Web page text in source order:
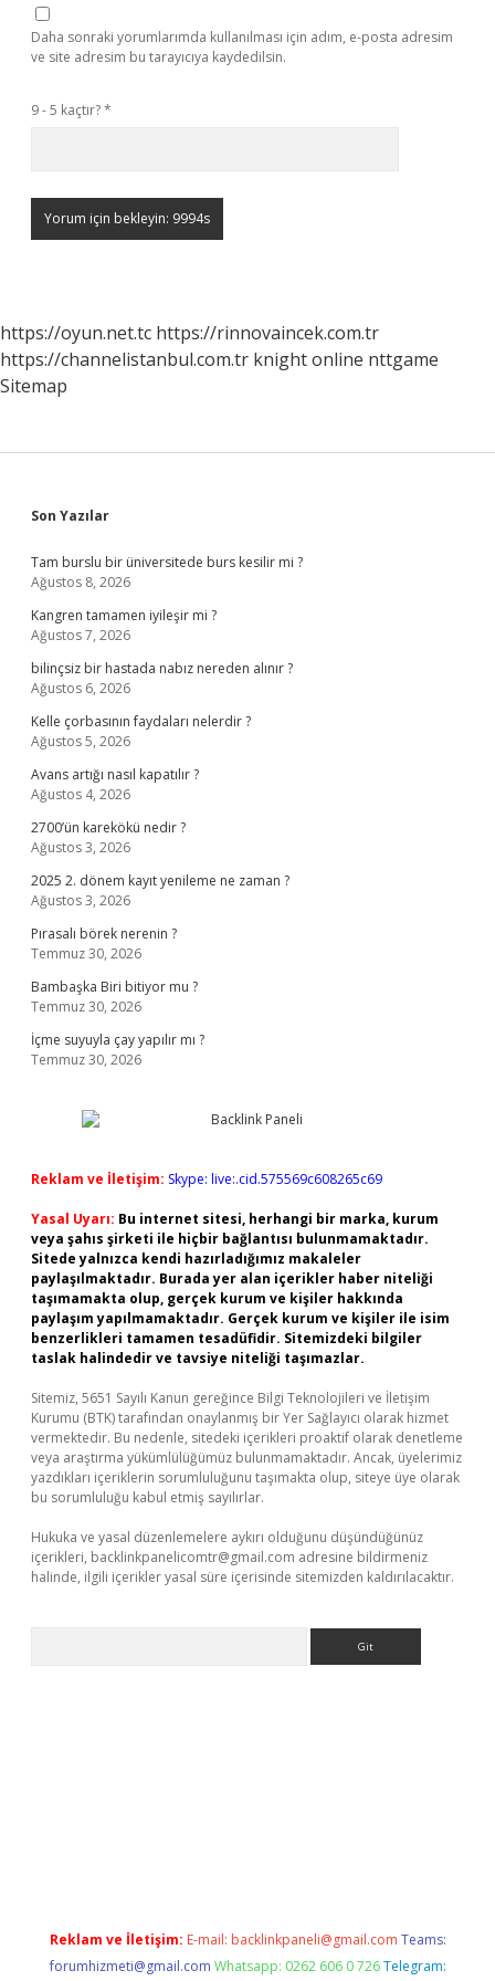
Daha sonraki yorumlarımda kullanılması için adım, e-posta adresim
ve site adresim bu tarayıcıya kaydedilsin.
9 - 5 kaçtır?*
https://oyun.net.tc https://rinnovaincek.com.tr
https://channelistanbul.com.tr knight online nttgame
Sitemap
Sidebar
Son Yazılar
Tam burslu bir üniversitede burs kesilir mi ?
Ağustos 8, 2026
Kangren tamamen iyileşir mi ?
Ağustos 7, 2026
bilinçsiz bir hastada nabız nereden alınır ?
Ağustos 6, 2026
Kelle çorbasının faydaları nelerdir ?
Ağustos 5, 2026
Avans artığı nasıl kapatılır ?
Ağustos 4, 2026
2700’ün karekökü nedir ?
Ağustos 3, 2026
2025 2. dönem kayıt yenileme ne zaman ?
Ağustos 3, 2026
Pırasalı börek nerenin ?
Temmuz 30, 2026
Bambaşka Biri bitiyor mu ?
Temmuz 30, 2026
İçme suyuyla çay yapılır mı ?
Temmuz 30, 2026
Reklam ve İletişim: Skype: live:.cid.575569c608265c69
Yasal Uyarı: Bu internet sitesi, herhangi bir marka, kurum
veya şahıs şirketi ile hiçbir bağlantısı bulunmamaktadır.
Sitede yalnızca kendi hazırladığımız makaleler
paylaşılmaktadır. Burada yer alan içerikler haber niteliği
taşımamakta olup, gerçek kurum ve kişiler hakkında
paylaşım yapılmamaktadır. Gerçek kurum ve kişiler ile isim
benzerlikleri tamamen tesadüfidir. Sitemizdeki bilgiler
taslak halindedir ve tavsiye niteliği taşımazlar.
Sitemiz, 5651 Sayılı Kanun gereğince Bilgi Teknolojileri ve İletişim
Kurumu (BTK) tarafından onaylanmış bir Yer Sağlayıcı olarak hizmet
vermektedir. Bu nedenle, sitedeki içerikleri proaktif olarak denetleme
veya araştırma yükümlülüğümüz bulunmamaktadır. Ancak, üyelerimiz
yazdıkları içeriklerin sorumluluğunu taşımakta olup, siteye üye olarak
bu sorumluluğu kabul etmiş sayılırlar.
Hukuka ve yasal düzenlemelere aykırı olduğunu düşündüğünüz
içerikleri, backlinkpanelicomtr@gmail.com adresine bildirmeniz
halinde, ilgili içerikler yasal süre içerisinde sitemizden kaldırılacaktır.
Reklam ve İletişim: E-mail: backlinkpaneli@gmail.com Teams:
forumhizmeti@gmail.com Whatsapp: 0262 606 0 726 Telegram: